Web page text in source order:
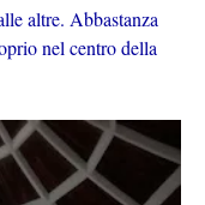
altre. Abbastanza
nel centro della